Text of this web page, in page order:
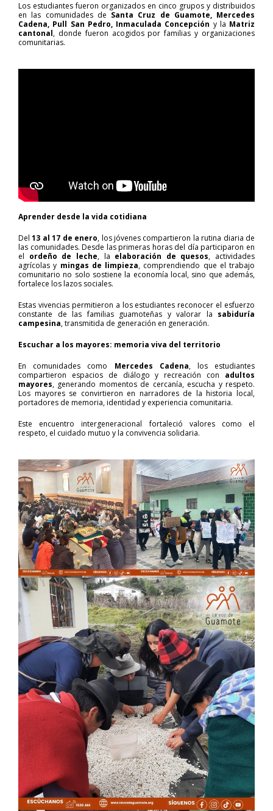
Los estudiantes fueron organizados en cinco grupos y distribuidos
en las comunidades de Santa Cruz de Guamote, Mercedes
Cadena, Pull San Pedro, Inmaculada Concepción y la Matriz
cantonal, donde fueron acogidos por familias y organizaciones
comunitarias.
Aprender desde la vida cotidiana
Del13 al 17 de enero, los jóvenes compartieron la rutina diaria de
las comunidades. Desde las primeras horas del día participaron en
el ordeño de leche, la elaboración de quesos, actividades
agrícolas y mingas de limpieza, comprendiendo que el trabajo
comunitario no solo sostiene la economía local, sino que además,
fortalece los lazos sociales.
Estas vivencias permitieron a los estudiantes reconocer el esfuerzo
constante de las familias guamoteñas y valorar la sabiduría
campesina, transmitida de generación en generación.
Escuchar a los mayores: memoria viva del territorio
En comunidades como Mercedes Cadena, los estudiantes
compartieron espacios de diálogo y recreación con adultos
mayores, generando momentos de cercanía, escucha y respeto.
Los mayores se convirtieron en narradores de la historia local,
portadores de memoria, identidad y experiencia comunitaria.
Este encuentro intergeneracional fortaleció valores como el
respeto, el cuidado mutuo y la convivencia solidaria.